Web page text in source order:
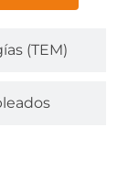
(TEM)